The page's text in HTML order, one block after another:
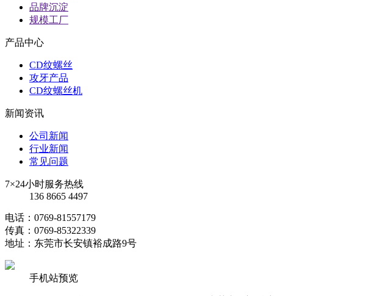
品牌沉淀
规模工厂
产品中心
CD纹螺丝
攻牙产品
CD纹螺丝机
新闻资讯
公司新闻
行业新闻
常见问题
7×24小时服务热线
136 8665 4497
电话：0769-81557179
传真：0769-85322339
地址：东莞市长安镇裕成路9号
手机站预览